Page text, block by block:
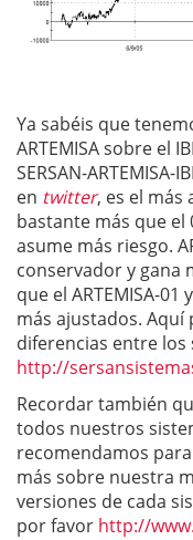
Ya sabéis que
ARTEMISA sobre el
SERSAN-
en twitter, es el más
bastante más que el
asume más riesgo.
conservador y gana
que el ARTEMISA-01
más ajustados. Aquí
diferencias entre los
http://
Recordar también
todos nuestros
recomendamos
más sobre nuestra
versiones de cada
por favor http://